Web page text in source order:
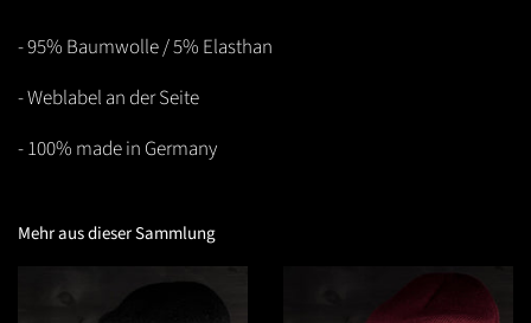
- 95% Baumwolle / 5% Elasthan
- Weblabel an der Seite
- 100% made in Germany
Mehr aus dieser Sammlung